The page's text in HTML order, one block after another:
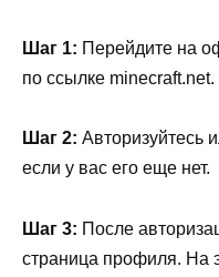
Шаг 1: Перейдите на
по ссылке minecraft.net.
Шаг 2: Авторизуйтесь
если у вас его еще нет.
Шаг 3: После
страница профиля. На